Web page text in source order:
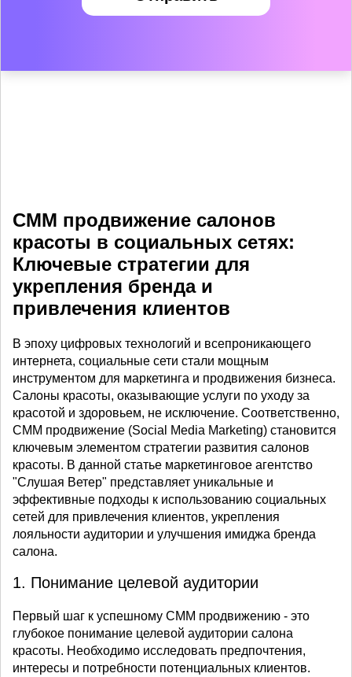
СММ продвижение салонов
красоты в социальных сетях:
Ключевые стратегии для
укрепления бренда и
привлечения клиентов
В эпоху цифровых технологий и всепроникающего
интернета, социальные сети стали мощным
инструментом для маркетинга и продвижения бизнеса.
Салоны красоты, оказывающие услуги по уходу за
красотой и здоровьем, не исключение. Соответственно,
СММ продвижение (Social Media Marketing) становится
ключевым элементом стратегии развития салонов
красоты. В данной статье маркетинговое агентство
"Слушая Ветер" представляет уникальные и
эффективные подходы к использованию социальных
сетей для привлечения клиентов, укрепления
лояльности аудитории и улучшения имиджа бренда
салона.
1. Понимание целевой аудитории
Первый шаг к успешному СММ продвижению - это
глубокое понимание целевой аудитории салона
красоты. Необходимо исследовать предпочтения,
интересы и потребности потенциальных клиентов.